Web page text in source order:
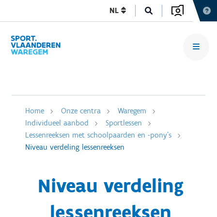
NL
Home Onze centra
Waregem
Individueel aanbod
Sportlessen
Lessenreeksen met schoolpaarden en -pony's
Niveau verdeling lessenreeksen
Niveau verdeling
lessenreeksen